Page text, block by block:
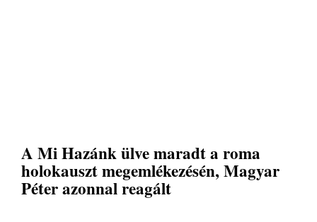
A Mi Hazánk ülve maradt a roma
holokauszt megemlékezésén, Magyar
Péter azonnal reagált